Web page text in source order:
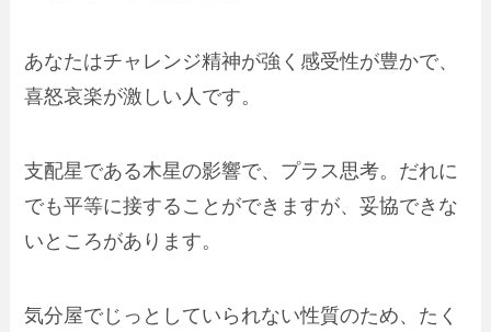
あなたはチャレンジ精神が強く感受性が豊かで、
喜怒哀楽が激しい人です。
支配星である木星の影響で、プラス思考。だれに
でも平等に接することができますが、妥協できな
いところがあります。
気分屋でじっとしていられない性質のため、たく